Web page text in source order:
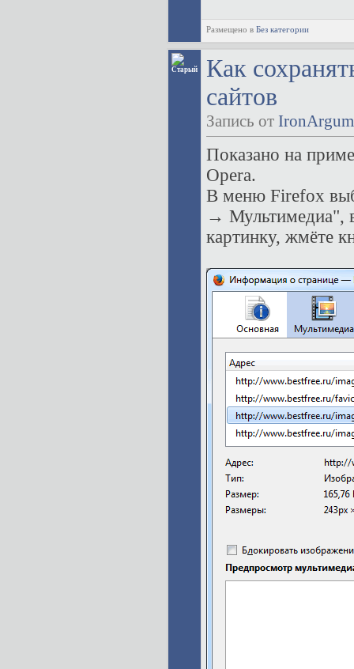
Размещено в Без категории
Как
сайтов
Запись от
Показано на
Opera.
В меню Firefox
→ Мультимедиа",
картинку, жмёте